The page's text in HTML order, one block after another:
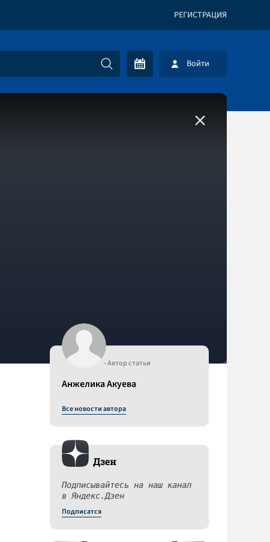
РЕГИСТРАЦИЯ
Войти
- Автор статьи
Анжелика Акуева
Все новости автора
Дзен
Подписывайтесь на наш канал
в Яндекс.Дзен
Подписатся